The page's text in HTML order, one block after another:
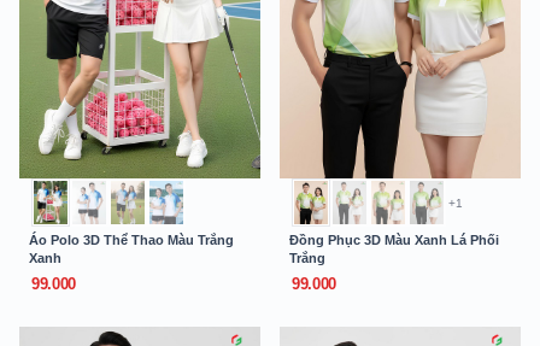
Áo Polo 3D Thể Thao Màu Trắng
Xanh
99.000
+1
Đồng Phục 3D Màu Xanh Lá Phối
Trắng
99.000